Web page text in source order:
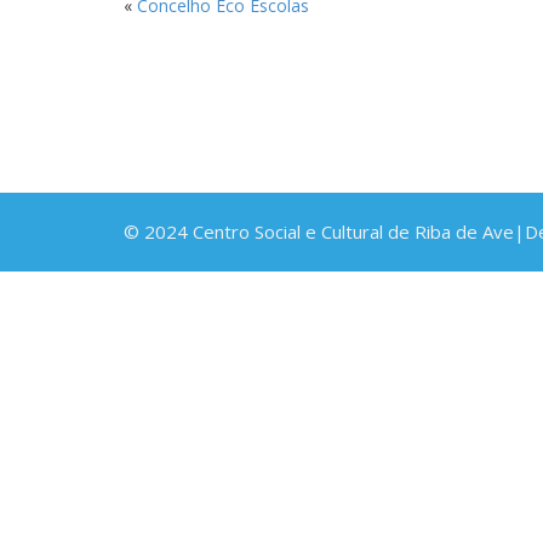
« Concelho Eco Escolas
© 2024 Centro Social e Cultural de Riba de